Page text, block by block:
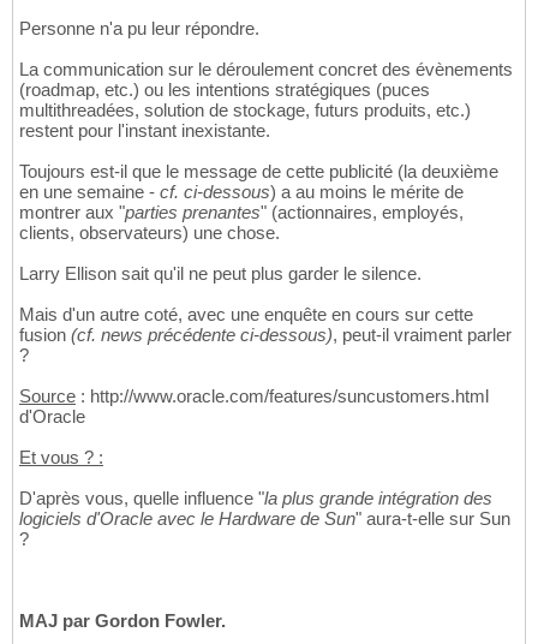
Personne n'a pu leur répondre.
La communication sur le déroulement concret des évènements
(roadmap, etc.) ou les intentions stratégiques (puces
multithreadées, solution de stockage, futurs produits, etc.)
restent pour l'instant inexistante.
Toujours est-il que le message de cette publicité (la deuxième
en une semaine - cf. ci-dessous) a au moins le mérite de
montrer aux "parties prenantes" (actionnaires, employés,
clients, observateurs) une chose.
Larry Ellison sait qu'il ne peut plus garder le silence.
Mais d'un autre coté, avec une enquête en cours sur cette
fusion (cf. news précédente ci-dessous), peut-il vraiment parler
?
Source : http://www.oracle.com/features/suncustomers.html
d'Oracle
Et vous ? :
D'après vous, quelle influence "la plus grande intégration des
logiciels d'Oracle avec le Hardware de Sun" aura-t-elle sur Sun
?
MAJ par Gordon Fowler.